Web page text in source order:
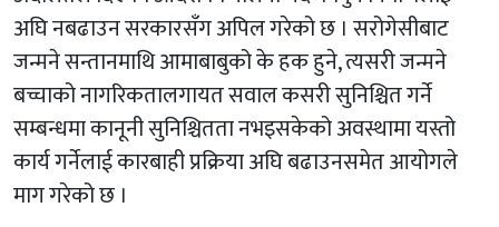
अघि नबढाउन सरकारसँग अपिल गरेको छ । सरोगेसीबाट
जन्मने सन्तानमाथि आमाबाबुको के हक हुने, त्यसरी जन्मने
बच्चाको नागरिकतालगायत सवाल कसरी सुनिश्चित गर्ने
सम्बन्धमा कानूनी सुनिश्चितता नभइसकेको अवस्थामा यस्तो
कार्य गर्नेलाई कारबाही प्रक्रिया अघि बढाउनसमेत आयोगले
माग गरेको छ ।